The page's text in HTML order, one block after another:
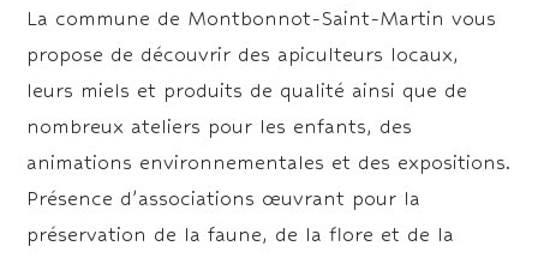
La commune de Montbonnot-Saint-Martin vous
propose de découvrir des apiculteurs locaux,
leurs miels et produits de qualité ainsi que de
nombreux ateliers pour les enfants, des
animations environnementales et des expositions.
Présence d’associations œuvrant pour la
préservation de la faune, de la flore et de la